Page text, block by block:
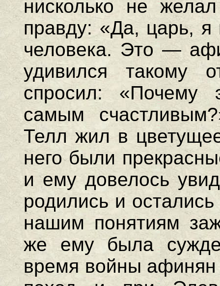
нисколько не
правду: «Да, царь, я
человека. Это —
удивился такому
спросил: «Почему
самым
Телл жил в
него были
и ему довелось
родились и
нашим понятиям
же ему была
время войны афинян